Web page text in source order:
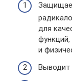
для
и
Выводит